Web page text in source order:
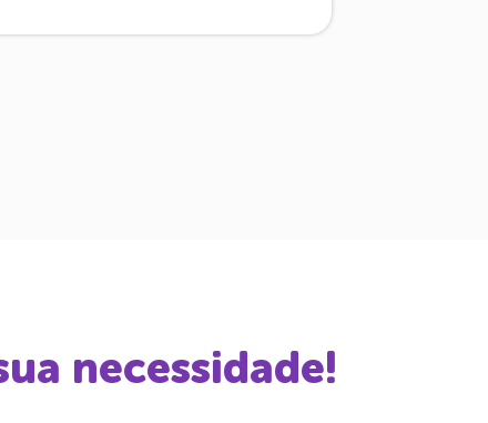
necessidade!